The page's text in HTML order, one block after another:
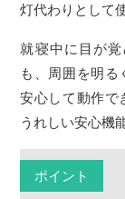
灯代わりとして
就寝中に目が
も、周囲を明る
安心して動作で
うれしい安心機
ポイント